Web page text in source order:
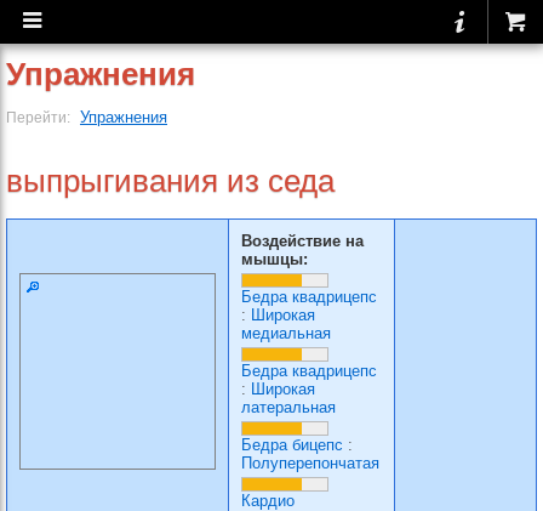
Упражнения
Перейти: Упражнения
выпрыгивания из седа
Воздействие на
мышцы:
Бедра квадрицепс
: Широкая
медиальная
Бедра квадрицепс
: Широкая
латеральная
Бедра бицепс :
Полуперепончатая
Кардио